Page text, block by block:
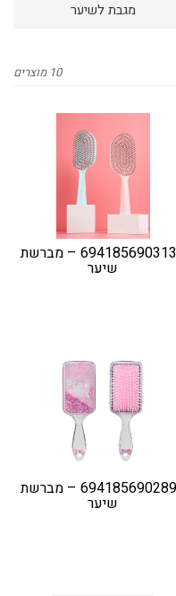
מגבת לשיער
10 מוצרים
6941856903135 – מברשת
שיער
6941856902893 – מברשת
שיער